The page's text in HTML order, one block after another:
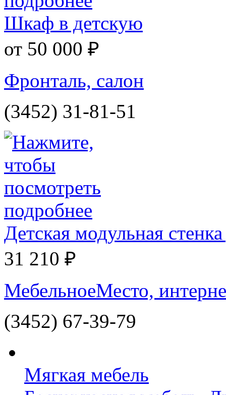
Шкаф в детскую
от 50 000 ₽
Фронталь, салон
(3452) 31-81-51
Детская модульная
31 210 ₽
МебельноеМесто,
(3452) 67-39-79
Мягкая мебель